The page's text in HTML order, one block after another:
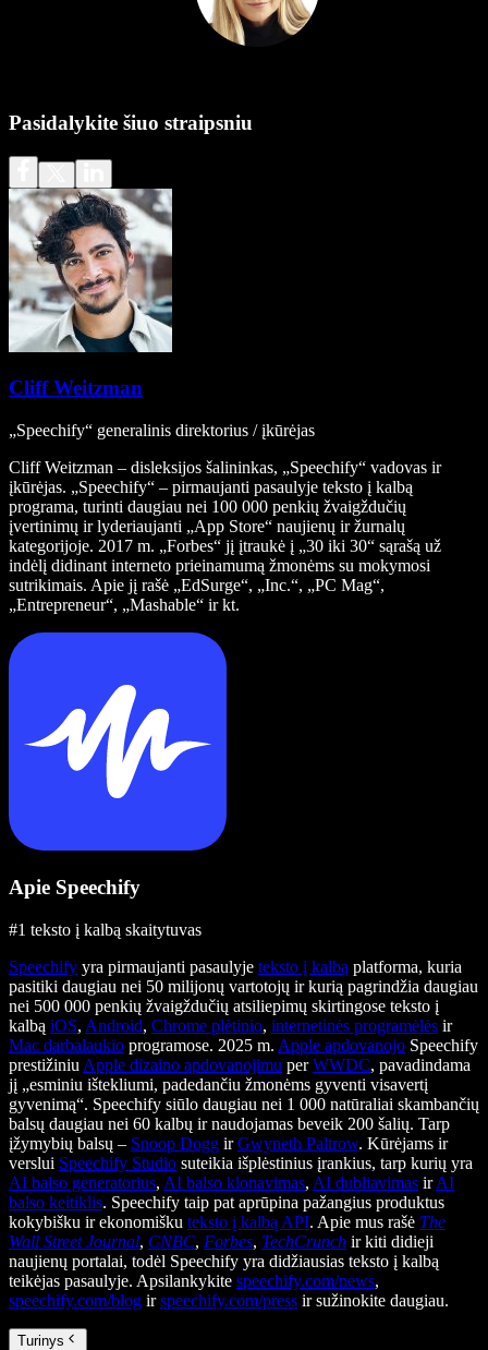
Pasidalykite šiuo straipsniu
Cliff Weitzman
„Speechify“ generalinis direktorius / įkūrėjas
Cliff Weitzman – disleksijos šalininkas, „Speechify“ vadovas ir
įkūrėjas. „Speechify“ – pirmaujanti pasaulyje teksto į kalbą
programa, turinti daugiau nei 100 000 penkių žvaigždučių
įvertinimų ir lyderiaujanti „App Store“ naujienų ir žurnalų
kategorijoje. 2017 m. „Forbes“ jį įtraukė į „30 iki 30“ sąrašą už
indėlį didinant interneto prieinamumą žmonėms su mokymosi
sutrikimais. Apie jį rašė „EdSurge“, „Inc.“, „PC Mag“,
„Entrepreneur“, „Mashable“ ir kt.
Apie Speechify
#1 teksto į kalbą skaitytuvas
Speechify yra pirmaujanti pasaulyje teksto į kalbą platforma, kuria
pasitiki daugiau nei 50 milijonų vartotojų ir kurią pagrindžia daugiau
nei 500 000 penkių žvaigždučių atsiliepimų skirtingose teksto į
kalbą iOS, Android, Chrome plėtinio, internetinės programėlės ir
Mac darbalaukio programose. 2025 m. Apple apdovanojo Speechify
prestižiniu Apple dizaino apdovanojimu perWWDC, pavadindama
jį „esminiu ištekliumi, padedančiu žmonėms gyventi visavertį
gyvenimą“. Speechify siūlo daugiau nei 1 000 natūraliai skambančių
balsų daugiau nei 60 kalbų ir naudojamas beveik 200 šalių. Tarp
įžymybių balsų – Snoop Dogg irGwyneth Paltrow. Kūrėjams ir
verslui Speechify Studio suteikia išplėstinius įrankius, tarp kurių yra
AI balso generatorius, AI balso klonavimas, AI dubliavimas irAI
balso keitiklis. Speechify taip pat aprūpina pažangius produktus
kokybišku ir ekonomišku teksto į kalbą API. Apie mus rašė The
Wall Street Journal, CNBC, Forbes, TechCrunch ir kiti didieji
naujienų portalai, todėl Speechify yra didžiausias teksto į kalbą
teikėjas pasaulyje. Apsilankykite speechify.com/news,
speechify.com/blog irspeechify.com/press ir sužinokite daugiau.
Turinys